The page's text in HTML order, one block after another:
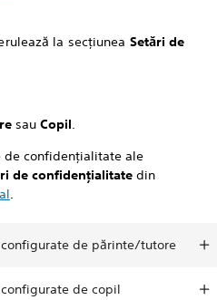
la secțiunea Setări de
sau Copil
de confidențialitate ale
de confidențialitate din
de părinte/tutore
de copil